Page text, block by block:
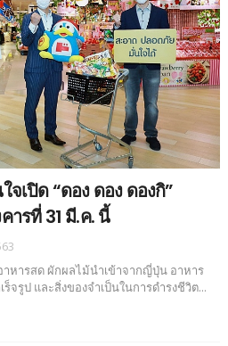
เปิด “ดอง ดอง ดองกิ”
ารที่ 31 มี.ค. นี้
าหารสด ผักผลไม้นำเข้าจากญี่ปุ่น อาหาร
จรูป และสิ่งของจำเป็นในการดำรงชีวิต...